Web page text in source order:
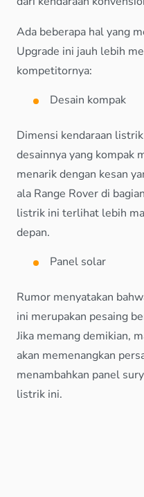
Ada beberapa hal yang
Upgrade ini jauh lebih
kompetitornya:
Desain kompak
Dimensi kendaraan
desainnya yang kompak
menarik dengan kesan
ala Range Rover di
listrik ini terlihat lebih
depan.
Panel solar
Rumor menyatakan
ini merupakan pesaing
Jika memang demikian,
akan memenangkan
menambahkan panel
listrik ini.